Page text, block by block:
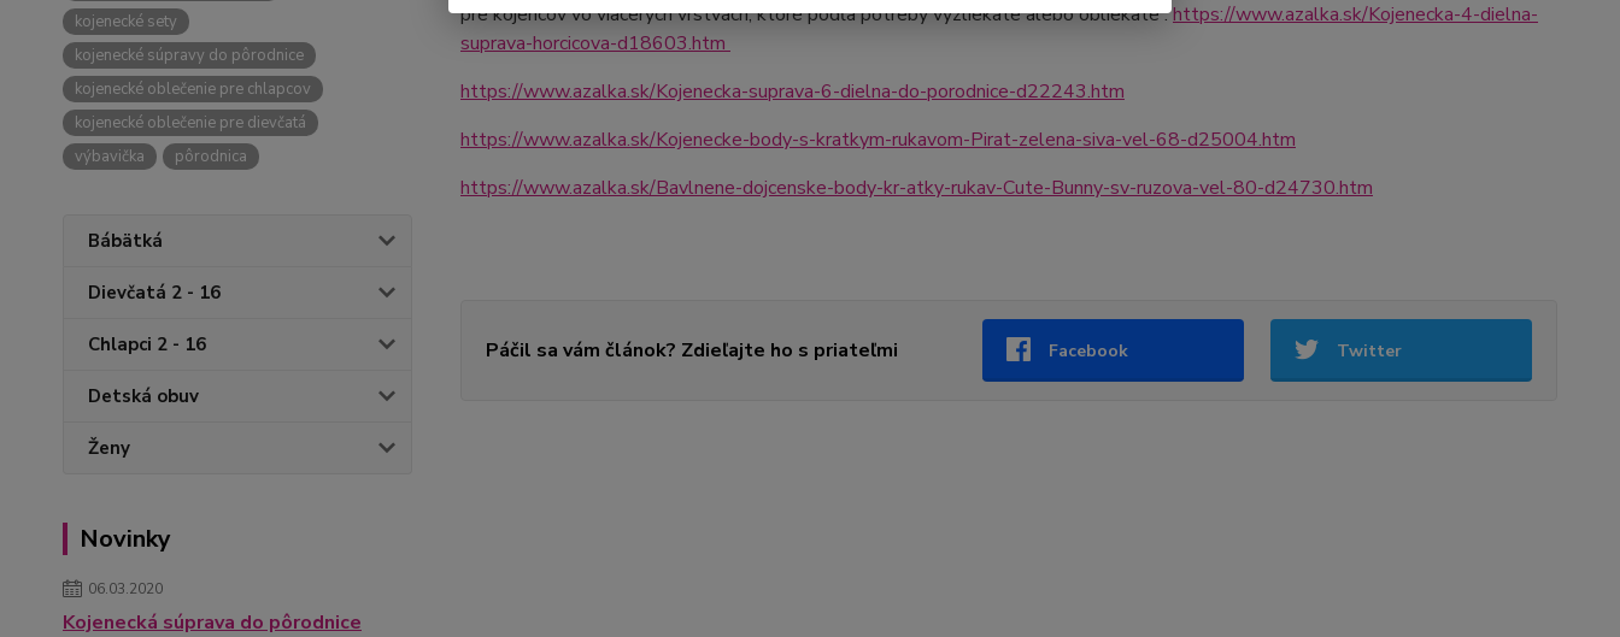
kojenecké sety
kojenecké súpravy do pôrodnice
kojenecké oblečenie pre chlapcov
kojenecké oblečenie pre dievčatá
výbavička
pôrodnica
Bábätká
Dievčatá 2 - 16
Chlapci 2 - 16
Detská obuv
Ženy
Novinky
06.03.2020
Kojenecká súprava do pôrodnice
pre kojencov vo viacerých vrstvách, ktoré podľa potreby vyzliekate alebo obliekate :https://www.azalka.sk/Kojenecka-4-dielna-
suprava-horcicova-d18603.htm
https://www.azalka.sk/Kojenecka-suprava-6-dielna-do-porodnice-d22243.htm
https://www.azalka.sk/Kojenecke-body-s-kratkym-rukavom-Pirat-zelena-siva-vel-68-d25004.htm
https://www.azalka.sk/Bavlnene-dojcenske-body-kr-atky-rukav-Cute-Bunny-sv-ruzova-vel-80-d24730.htm
Páčil sa vám článok? Zdieľajte ho s priateľmi Facebook Twitter